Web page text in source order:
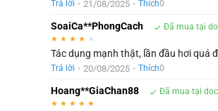
Trả lời • 21/08/2025 • Thích0
SoaiCa**PhongCach Đã mua tại
★ ★ ★ ★ ★
Tác dụng mạnh thật, lần đầu hơi quá
Trả lời • 20/08/2025 • Thích0
Hoang**GiaChan88 Đã mua tại
★ ★ ★ ★ ★